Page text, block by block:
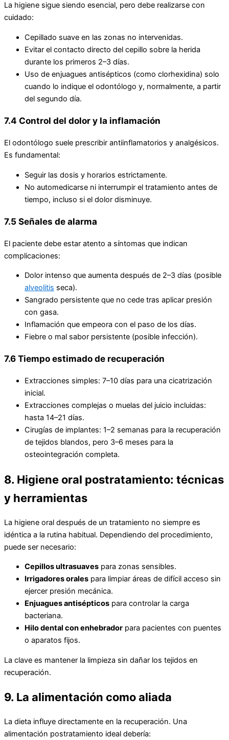
La higiene sigue siendo esencial, pero debe realizarse con
cuidado:
Cepillado suave en las zonas no intervenidas.
Evitar el contacto directo del cepillo sobre la herida
durante los primeros 2–3 días.
Uso de enjuagues antisépticos (como clorhexidina) solo
cuando lo indique el odontólogo y, normalmente, a partir
del segundo día.
7.4 Control del dolor y la inflamación
El odontólogo suele prescribir antiinflamatorios y analgésicos.
Es fundamental:
Seguir las dosis y horarios estrictamente.
No automedicarse ni interrumpir el tratamiento antes de
tiempo, incluso si el dolor disminuye.
7.5 Señales de alarma
El paciente debe estar atento a síntomas que indican
complicaciones:
Dolor intenso que aumenta después de 2–3 días (posible
alveolitis seca).
Sangrado persistente que no cede tras aplicar presión
con gasa.
Inflamación que empeora con el paso de los días.
Fiebre o mal sabor persistente (posible infección).
7.6 Tiempo estimado de recuperación
Extracciones simples: 7–10 días para una cicatrización
inicial.
Extracciones complejas o muelas del juicio incluidas:
hasta 14–21 días.
Cirugías de implantes: 1–2 semanas para la recuperación
de tejidos blandos, pero 3–6 meses para la
osteointegración completa.
8. Higiene oral postratamiento: técnicas
y herramientas
La higiene oral después de un tratamiento no siempre es
idéntica a la rutina habitual. Dependiendo del procedimiento,
puede ser necesario:
Cepillos ultrasuaves para zonas sensibles.
Irrigadores orales para limpiar áreas de difícil acceso sin
ejercer presión mecánica.
Enjuagues antisépticos para controlar la carga
bacteriana.
Hilo dental con enhebrador para pacientes con puentes
o aparatos fijos.
La clave es mantener la limpieza sin dañar los tejidos en
recuperación.
9. La alimentación como aliada
La dieta influye directamente en la recuperación. Una
alimentación postratamiento ideal debería: